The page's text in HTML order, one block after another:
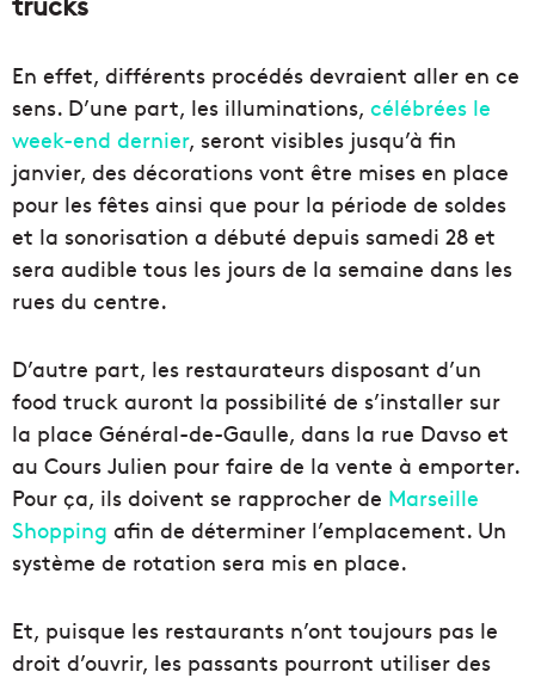
En effet, différents procédés devraient aller en ce
sens. D’une part, les illuminations, célébrées le
week-end dernier, seront visibles jusqu’à fin
janvier, des décorations vont être mises en place
pour les fêtes ainsi que pour la période de soldes
et la sonorisation a débuté depuis samedi 28 et
sera audible tous les jours de la semaine dans les
rues du centre.
D’autre part, les restaurateurs disposant d’un
food truck auront la possibilité de s’installer sur
la place Général-de-Gaulle, dans la rue Davso et
au Cours Julien pour faire de la vente à emporter.
Pour ça, ils doivent se rapprocher de Marseille
Shopping afin de déterminer l’emplacement. Un
système de rotation sera mis en place.
Et, puisque les restaurants n’ont toujours pas le
droit d’ouvrir, les passants pourront utiliser des